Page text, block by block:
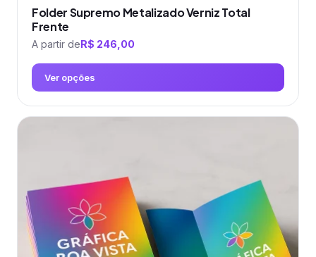
Folder Supremo Metalizado Verniz Total
Frente
A partir deR$ 246,00
Ver opções
Este
produto
variantes.
As
opções
podem
ser